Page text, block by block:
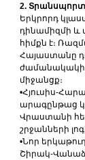
2.
Երկրորդ
դինամիզմի և
հիմքն է։
Հայաստանը
միջանցք։
•Հյուսիս-
արագընթաց
Վրաստանի
շրջանների
•Նոր
Շիրակ-